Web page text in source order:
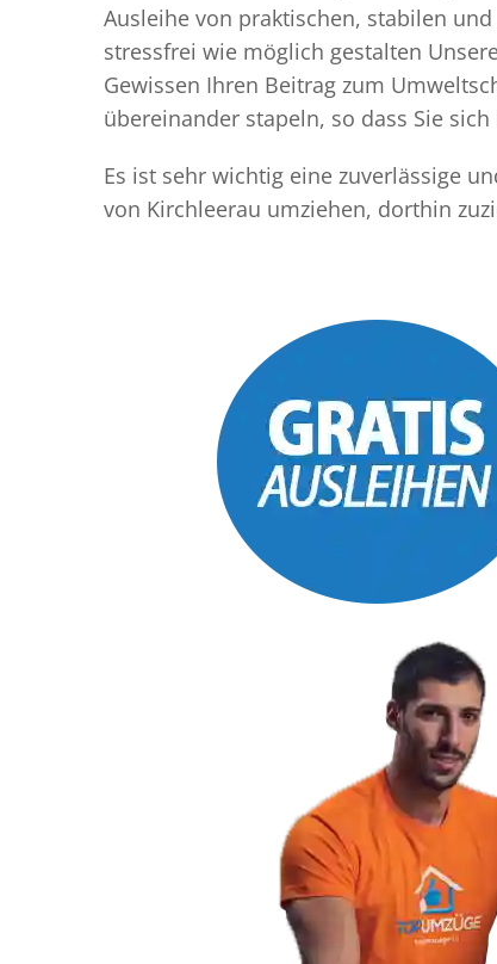
Ausleihe von praktischen, stabilen
stressfrei wie möglich gestalten
Gewissen Ihren Beitrag zum
übereinander stapeln, so dass Sie
Es ist sehr wichtig eine zuverlässige
von Kirchleerau umziehen, dorthin